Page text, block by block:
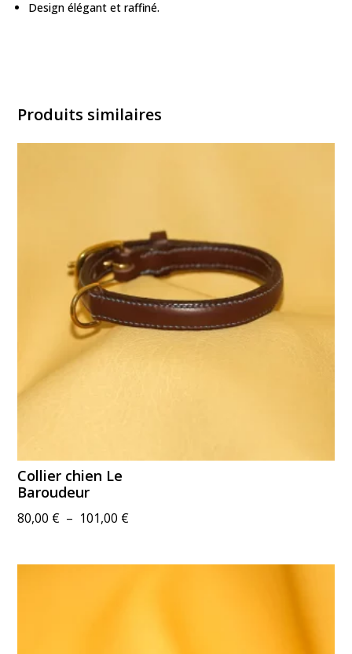
Design élégant et raffiné.
Produits similaires
Collier chien Le
Baroudeur
80,00 € – 101,00 €Plage